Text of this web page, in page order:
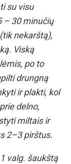
su visu
– 30 minučių
nekarštą),
Viską
po to
drungną
ir plakti, kol
delno,
miltais ir
2–3 pirštus.
valg. šaukštą